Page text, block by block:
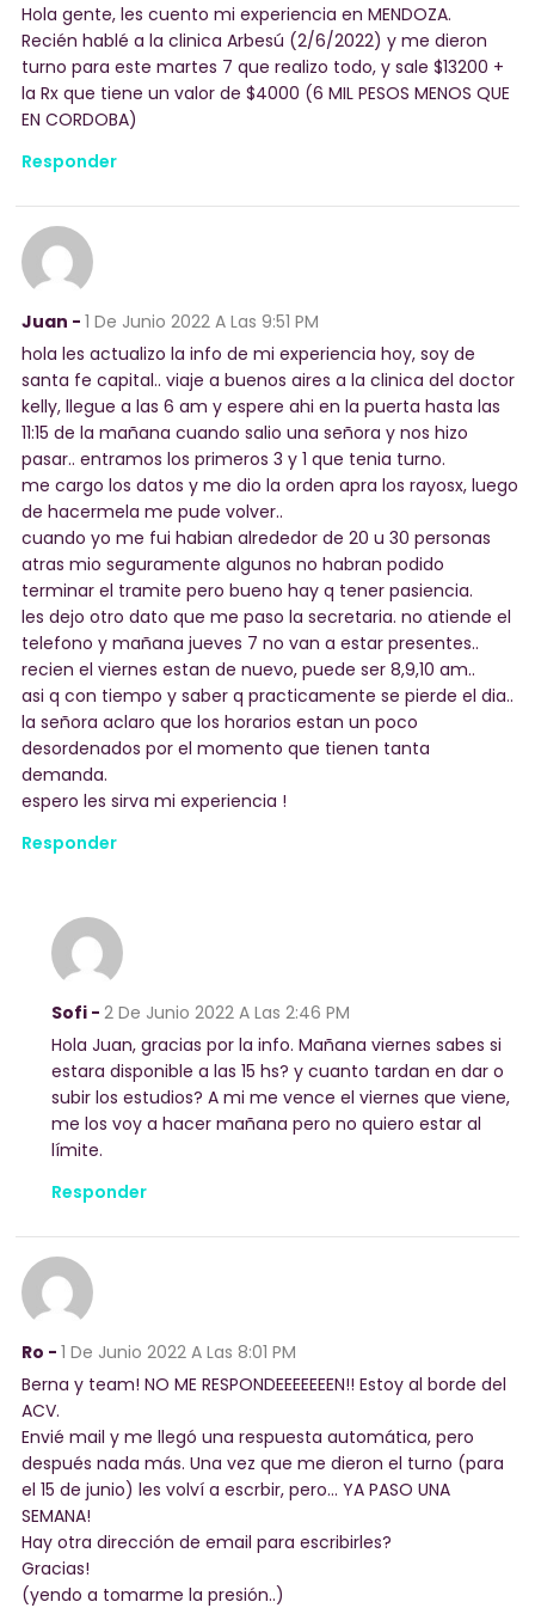
Hola gente, les cuento mi experiencia en MENDOZA.
Recién hablé a la clinica Arbesú (2/6/2022) y me dieron
turno para este martes 7 que realizo todo, y sale $13200 +
la Rx que tiene un valor de $4000 (6 MIL PESOS MENOS QUE
EN CORDOBA)
Responder
Juan - 1 De Junio 2022 A Las 9:51 PM
hola les actualizo la info de mi experiencia hoy, soy de
santa fe capital.. viaje a buenos aires a la clinica del doctor
kelly, llegue a las 6 am y espere ahi en la puerta hasta las
11:15 de la mañana cuando salio una señora y nos hizo
pasar.. entramos los primeros 3 y 1 que tenia turno.
me cargo los datos y me dio la orden apra los rayosx, luego
de hacermela me pude volver..
cuando yo me fui habian alrededor de 20 u 30 personas
atras mio seguramente algunos no habran podido
terminar el tramite pero bueno hay q tener pasiencia.
les dejo otro dato que me paso la secretaria. no atiende el
telefono y mañana jueves 7 no van a estar presentes..
recien el viernes estan de nuevo, puede ser 8,9,10 am..
asi q con tiempo y saber q practicamente se pierde el dia..
la señora aclaro que los horarios estan un poco
desordenados por el momento que tienen tanta
demanda.
espero les sirva mi experiencia !
Responder
Sofi - 2 De Junio 2022 A Las 2:46 PM
Hola Juan, gracias por la info. Mañana viernes sabes si
estara disponible a las 15 hs? y cuanto tardan en dar o
subir los estudios? A mi me vence el viernes que viene,
me los voy a hacer mañana pero no quiero estar al
límite.
Responder
Ro - 1 De Junio 2022 A Las 8:01 PM
Berna y team! NO ME RESPONDEEEEEEEN!! Estoy al borde del
ACV.
Envié mail y me llegó una respuesta automática, pero
después nada más. Una vez que me dieron el turno (para
el 15 de junio) les volví a escrbir, pero… YA PASO UNA
SEMANA!
Hay otra dirección de email para escribirles?
Gracias!
(yendo a tomarme la presión..)